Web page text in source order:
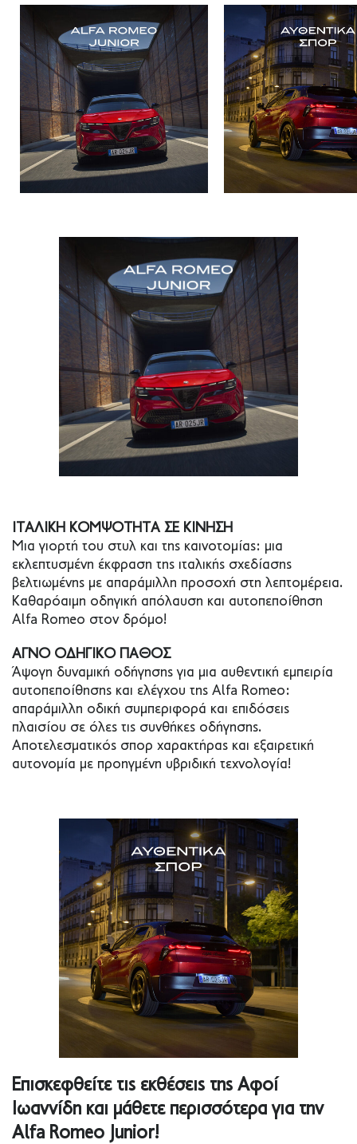
ΙΤΑΛΙΚΗ ΚΟΜΨΟΤΗΤΑ ΣΕ ΚΙΝΗΣΗ
Μια γιορτή του στυλ και της καινοτομίας: μια
εκλεπτυσμένη έκφραση της ιταλικής σχεδίασης
βελτιωμένης με απαράμιλλη προσοχή στη λεπτομέρεια.
Καθαρόαιμη οδηγική απόλαυση και αυτοπεποίθηση
Alfa Romeo στον δρόμο!
ΑΓΝΟ ΟΔΗΓΙΚΟ ΠΑΘΟΣ
Άψογη δυναμική οδήγησης για μια αυθεντική εμπειρία
αυτοπεποίθησης και ελέγχου της Alfa Romeo:
απαράμιλλη οδική συμπεριφορά και επιδόσεις
πλαισίου σε όλες τις συνθήκες οδήγησης.
Αποτελεσματικός σπορ χαρακτήρας και εξαιρετική
αυτονομία με προηγμένη υβριδική τεχνολογία!
Επισκεφθείτε τις εκθέσεις της Αφοί
Ιωαννίδη και μάθετε περισσότερα για την
Alfa Romeo Junior!